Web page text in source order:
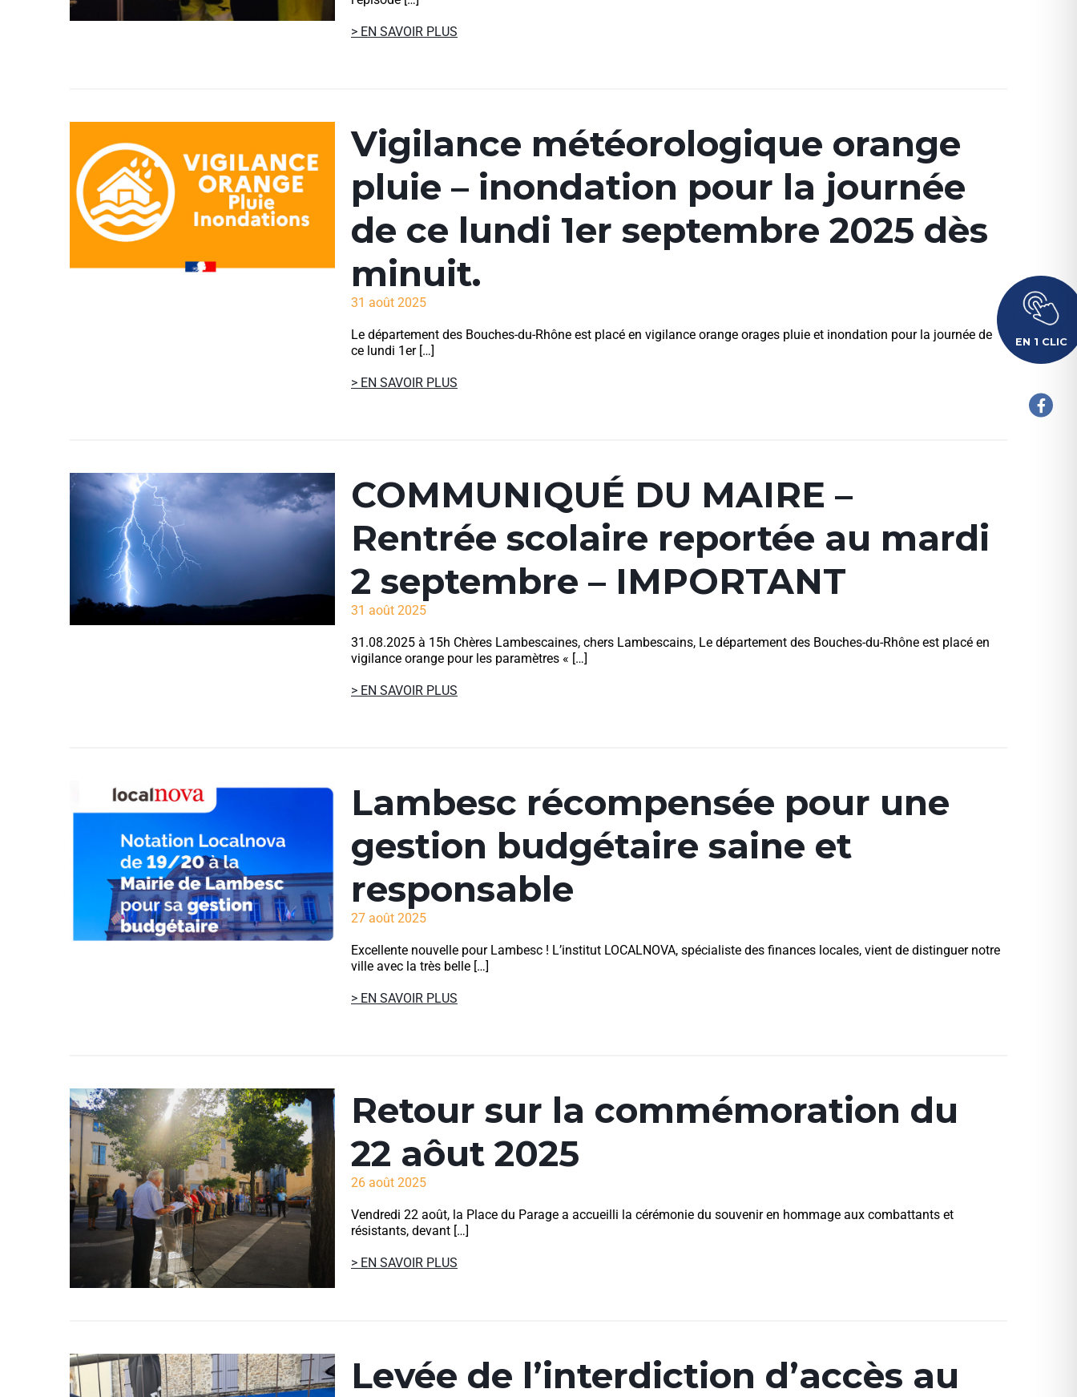
EN 1 CLIC
> EN SAVOIR PLUS
Vigilance météorologique orange
pluie – inondation pour la journée
de ce lundi 1er septembre 2025 dès
minuit.
31 août 2025
Le département des Bouches-du-Rhône est placé en vigilance orange orages pluie et inondation pour la journée de
ce lundi 1er […]
> EN SAVOIR PLUS
COMMUNIQUÉ DU MAIRE –
Rentrée scolaire reportée au mardi
2 septembre – IMPORTANT
31 août 2025
31.08.2025 à 15h Chères Lambescaines, chers Lambescains, Le département des Bouches-du-Rhône est placé en
vigilance orange pour les paramètres « […]
> EN SAVOIR PLUS
Lambesc récompensée pour une
gestion budgétaire saine et
responsable
27 août 2025
Excellente nouvelle pour Lambesc ! L’institut LOCALNOVA, spécialiste des finances locales, vient de distinguer notre
ville avec la très belle […]
> EN SAVOIR PLUS
Retour sur la commémoration du
22 aôut 2025
26 août 2025
Vendredi 22 août, la Place du Parage a accueilli la cérémonie du souvenir en hommage aux combattants et
résistants, devant […]
> EN SAVOIR PLUS
Levée de l’interdiction d’accès au